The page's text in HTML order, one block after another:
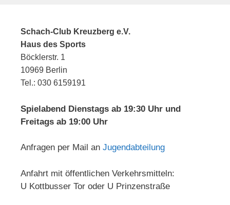
Schach-Club Kreuzberg e.V.
Haus des Sports
Böcklerstr. 1
10969 Berlin
Tel.: 030 6159191
Spielabend Dienstags ab 19:30 Uhr und
Freitags ab 19:00 Uhr
Anfragen per Mail an Jugendabteilung
Anfahrt mit öffentlichen Verkehrsmitteln:
U Kottbusser Tor oder U Prinzenstraße